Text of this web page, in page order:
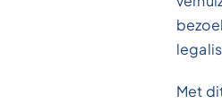
Met